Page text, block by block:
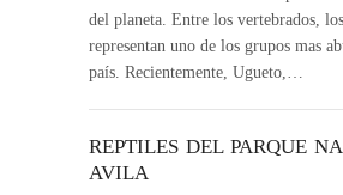
del planeta. Entre los vertebrados,
representan uno de los grupos mas
país. Recientemente, Ugueto,…
REPTILES DEL PARQUE
AVILA